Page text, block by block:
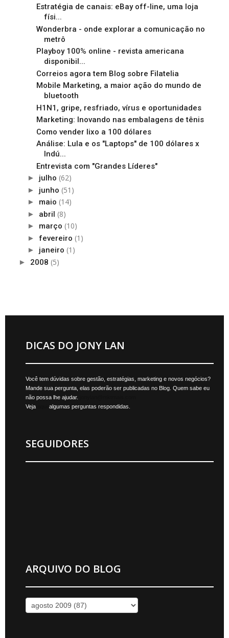
Estratégia de canais: eBay off-line, uma loja
físi...
Wonderbra - onde explorar a comunicação no
metrô
Playboy 100% online - revista americana
disponibil...
Correios agora tem Blog sobre Filatelia
Mobile Marketing, a maior ação do mundo de
bluetooth
H1N1, gripe, resfriado, vírus e oportunidades
Marketing: Inovando nas embalagens de tênis
Como vender lixo a 100 dólares
Análise: Lula e os "Laptops" de 100 dólares x
Indú...
Entrevista com "Grandes Líderes"
► julho (62)
► junho (51)
► maio (14)
► abril (8)
► março (10)
► fevereiro (1)
► janeiro (1)
► 2008 (5)
DICAS DO JONY LAN
Você tem dúvidas sobre gestão, estratégias, marketing e novos negócios?
Mande sua pergunta, elas poderão ser publicadas no Blog. Quem sabe eu
não possa lhe ajudar.
Veja
algumas perguntas respondidas.
SEGUIDORES
ARQUIVO DO BLOG